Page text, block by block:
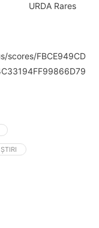
URDA Rares
scores/FBCE949CD
ȘTIRI